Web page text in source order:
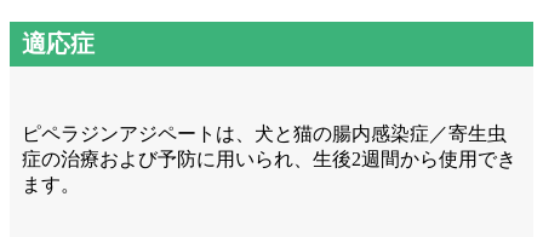
適応症
ピペラジンアジペートは、犬と猫の腸内感染症／寄生虫
症の治療および予防に用いられ、生後2週間から使用でき
ます。